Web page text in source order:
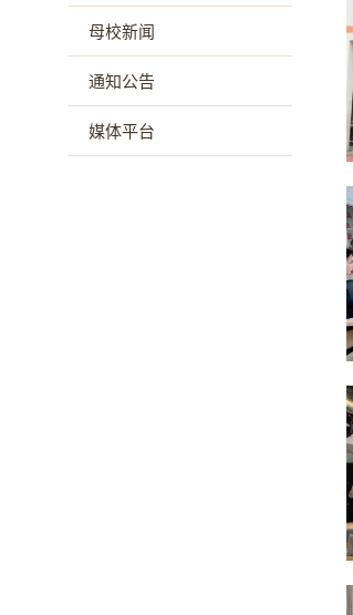
母校新闻
通知公告
媒体平台